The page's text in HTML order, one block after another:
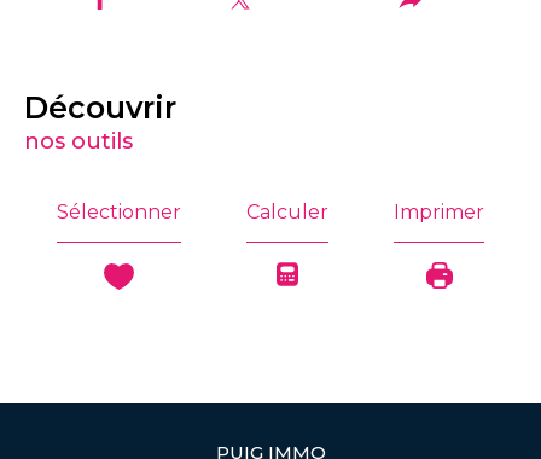
découvrir
nos outils
Sélectionner Calculer Imprimer
PUIG IMMO